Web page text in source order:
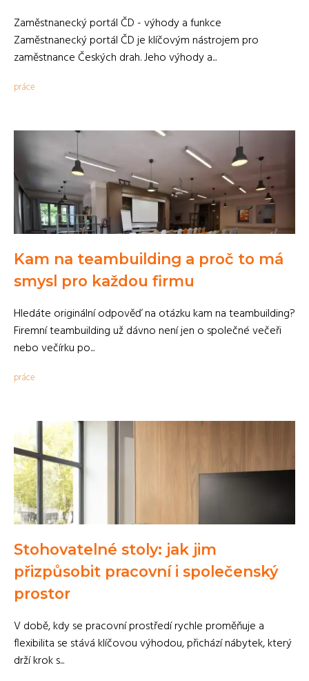
Zaměstnanecký portál ČD - výhody a funkce
Zaměstnanecký portál ČD je klíčovým nástrojem pro
zaměstnance Českých drah. Jeho výhody a...
práce
Kam na teambuilding a proč to má
smysl pro každou firmu
Hledáte originální odpověď na otázku kam na teambuilding?
Firemní teambuilding už dávno není jen o společné večeři
nebo večírku po...
práce
Stohovatelné stoly: jak jim
přizpůsobit pracovní i společenský
prostor
V době, kdy se pracovní prostředí rychle proměňuje a
flexibilita se stává klíčovou výhodou, přichází nábytek, který
drží krok s...